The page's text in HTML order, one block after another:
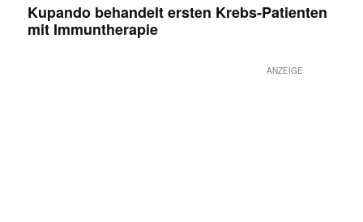
Kupando behandelt ersten Krebs-Patienten
mit Immuntherapie
ANZEIGE